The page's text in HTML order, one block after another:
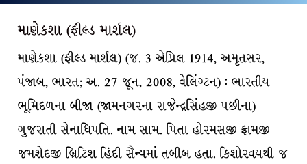
માણેકશા (ફીલ્ડ માર્શલ)
માણેકશા (ફીલ્ડ માર્શલ) (જ. 3 એપ્રિલ 1914, અમૃતસર,
પંજાબ, ભારત; અ. 27 જૂન, 2008, વેલિંગ્ટન) : ભારતીય
ભૂમિદળના બીજા (જામનગરના રાજેન્દ્રસિંહજી પછીના)
ગુજરાતી સેનાધિપતિ. નામ સામ. પિતા હોરમસજી ફ્રામજી
જમશેદજી બ્રિટિશ હિંદી સૈન્યમાં તબીબ હતા. કિશોરવયથી જ